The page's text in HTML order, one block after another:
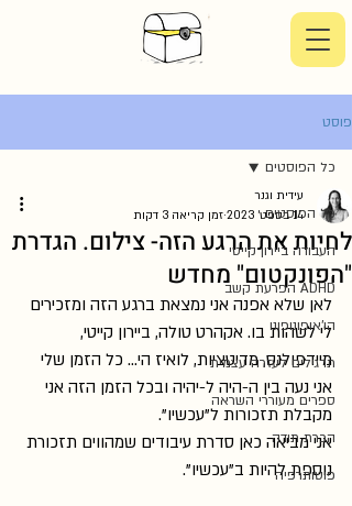
פוסט
כל הפוסטים
העבודה ביירון קייטי
ADHD הפרעת קשב
הו'אופונופונו
תרגילים לעזרה עצמית
ספרים מעוררי השראה
הכרת תודה
פוטותרפיה
כל הפוסטים
לחיות את הרגע הזה- צילום. הגדרת
"הפונקטום" מחדש
עידית וגנר
14 בספט׳ 2023
זמן קריאה 3 דקות
לאן שלא אפנה אני נמצאת ברגע הזה ומזכירים
לי לשהות בו. אקהרט טולה, ביירון קייטי,
מיידפולנס, מדיטציות, לואיז הי... כל הזמן שלי
אני נעה בין ה-היה ל-יהיה ובכל הזמן הזה אני
מקבלת תזכורות ל"עכשיו".
אני מביאה כאן סדרת עיבודים שמהווים תזכורת
נוספת להיות ב"עכשיו".